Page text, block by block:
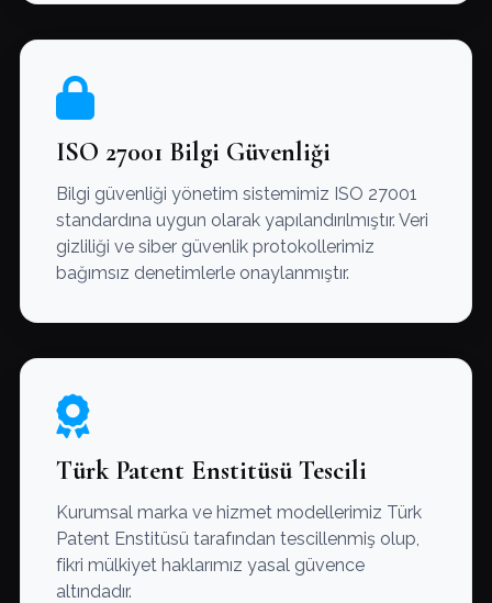
ISO 27001 Bilgi Güvenliği
Bilgi güvenliği yönetim sistemimiz ISO 27001
standardına uygun olarak yapılandırılmıştır. Veri
gizliliği ve siber güvenlik protokollerimiz
bağımsız denetimlerle onaylanmıştır.
Türk Patent Enstitüsü Tescili
Kurumsal marka ve hizmet modellerimiz Türk
Patent Enstitüsü tarafından tescillenmiş olup,
fikri mülkiyet haklarımız yasal güvence
altındadır.